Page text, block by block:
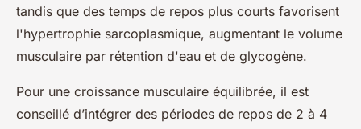
tandis que des temps de repos plus courts favorisent
l'hypertrophie sarcoplasmique, augmentant le volume
musculaire par rétention d'eau et de glycogène.
Pour une croissance musculaire équilibrée, il est
conseillé d’intégrer des périodes de repos de 2 à 4